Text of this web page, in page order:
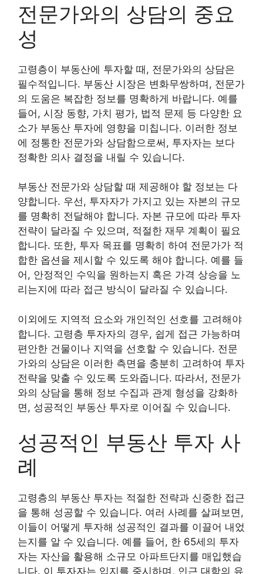
전문가와의 상담의 중요
성
고령층이 부동산에 투자할 때, 전문가와의 상담은
필수적입니다. 부동산 시장은 변화무쌍하며, 전문가
의 도움은 복잡한 정보를 명확하게 바랍니다. 예를
들어, 시장 동향, 가치 평가, 법적 문제 등 다양한 요
소가 부동산 투자에 영향을 미칩니다. 이러한 정보
에 정통한 전문가와 상담함으로써, 투자자는 보다
정확한 의사 결정을 내릴 수 있습니다.
부동산 전문가와 상담할 때 제공해야 할 정보는 다
양합니다. 우선, 투자자가 가지고 있는 자본의 규모
를 명확히 전달해야 합니다. 자본 규모에 따라 투자
전략이 달라질 수 있으며, 적절한 재무 계획이 필요
합니다. 또한, 투자 목표를 명확히 하여 전문가가 적
합한 옵션을 제시할 수 있도록 해야 합니다. 예를 들
어, 안정적인 수익을 원하는지 혹은 가격 상승을 노
리는지에 따라 접근 방식이 달라질 수 있습니다.
이외에도 지역적 요소와 개인적인 선호를 고려해야
합니다. 고령층 투자자의 경우, 쉽게 접근 가능하며
편안한 건물이나 지역을 선호할 수 있습니다. 전문
가와의 상담은 이러한 측면을 충분히 고려하여 투자
전략을 맞출 수 있도록 도와줍니다. 따라서, 전문가
와의 상담을 통해 정보 수집과 관계 형성을 강화하
면, 성공적인 부동산 투자로 이어질 수 있습니다.
성공적인 부동산 투자 사
례
고령층의 부동산 투자는 적절한 전략과 신중한 접근
을 통해 성공할 수 있습니다. 여러 사례를 살펴보면,
이들이 어떻게 투자해 성공적인 결과를 이끌어 내었
는지를 알 수 있습니다. 예를 들어, 한 65세의 투자
자는 자산을 활용해 소규모 아파트단지를 매입했습
니다. 이 투자자는 입지를 중시하며, 인근 대학의 유